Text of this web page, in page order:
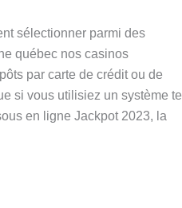
sélectionner parmi des
québec nos casinos
par carte de crédit ou de
si vous utilisiez un système tel
en ligne Jackpot 2023, la